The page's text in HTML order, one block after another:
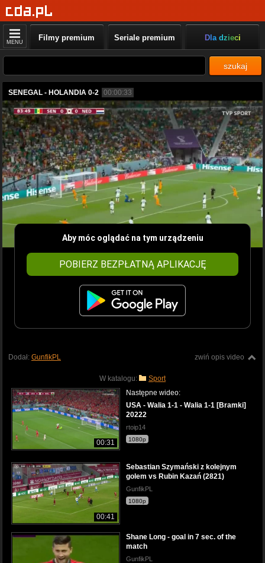
MENU Filmy premium Seriale premium Dla dzieci
szukaj
SENEGAL - HOLANDIA 0-2 00:00:33
Aby móc oglądać na tym urządzeniu
POBIERZ BEZPŁATNĄ APLIKACJĘ
zwiń opis video
Dodał: GunfikPL
W katalogu: Sport
00:31
Następne wideo:
USA - Walia 1-1 - Walia 1-1 [Bramki]
20222
rtoip14
1080p
00:41
Sebastian Szymański z kolejnym
golem vs Rubin Kazań (2821)
GunfikPL
1080p
Shane Long - goal in 7 sec. of the
match
GunfikPL